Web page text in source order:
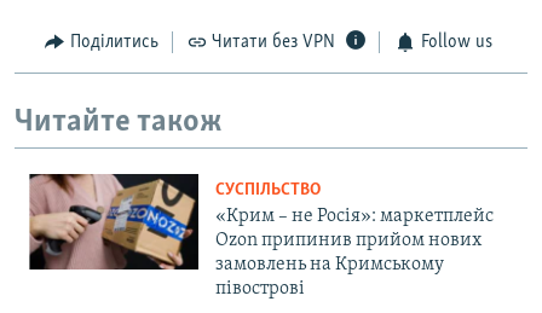
Поділитись Читати без VPN Follow us
Читайте також
СУСПІЛЬСТВО
«Крим – не Росія»: маркетплейс
Ozon припинив прийом нових
замовлень на Кримському
півострові